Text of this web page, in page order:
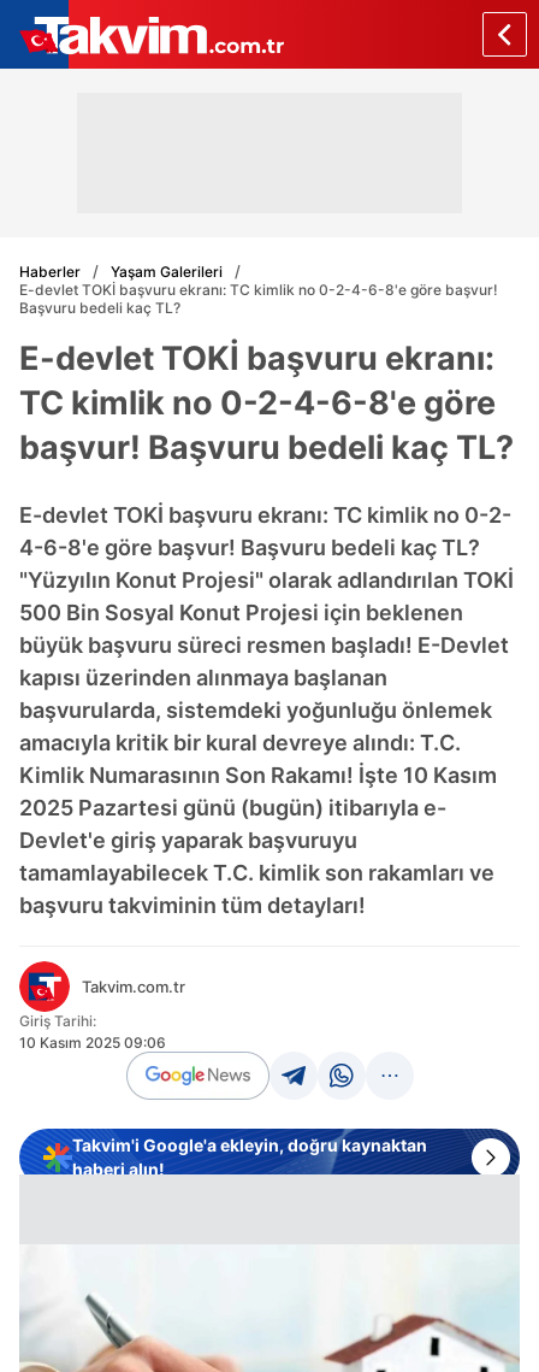
Haberler
Yaşam Galerileri
E-devlet TOKİ başvuru ekranı: TC kimlik no 0-2-4-6-8'e göre başvur!
Başvuru bedeli kaç TL?
E-devlet TOKİ başvuru ekranı:
TC kimlik no 0-2-4-6-8'e göre
başvur! Başvuru bedeli kaç TL?
E-devlet TOKİ başvuru ekranı: TC kimlik no 0-2-
4-6-8'e göre başvur! Başvuru bedeli kaç TL?
"Yüzyılın Konut Projesi" olarak adlandırılan TOKİ
500 Bin Sosyal Konut Projesi için beklenen
büyük başvuru süreci resmen başladı! E-Devlet
kapısı üzerinden alınmaya başlanan
başvurularda, sistemdeki yoğunluğu önlemek
amacıyla kritik bir kural devreye alındı: T.C.
Kimlik Numarasının Son Rakamı! İşte 10 Kasım
2025 Pazartesi günü (bugün) itibarıyla e-
Devlet'e giriş yaparak başvuruyu
tamamlayabilecek T.C. kimlik son rakamları ve
başvuru takviminin tüm detayları!
Takvim.com.tr
Giriş Tarihi:
10 Kasım 2025 09:06
Takvim'i Google'a ekleyin, doğru kaynaktan
haberi alın!